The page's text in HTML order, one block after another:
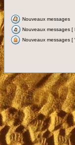
Nouveaux messages
Nouveaux messages [
Nouveaux messages [